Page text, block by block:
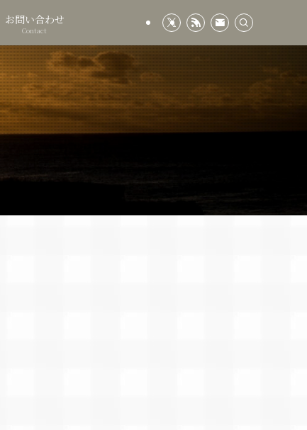
お問い合わせ
Contact